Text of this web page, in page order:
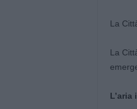
La
La
L’aria